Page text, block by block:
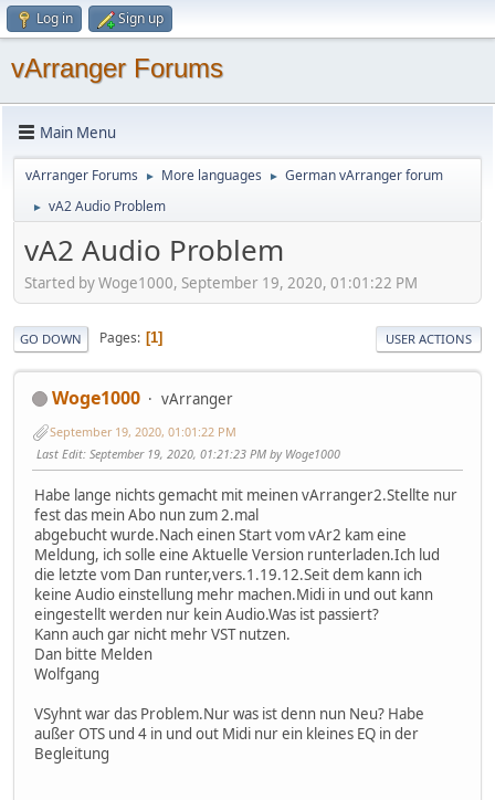
Log in Sign up
vArranger Forums
Main Menu
vArranger Forums ► More languages ► German vArranger forum
► vA2 Audio Problem
vA2 Audio Problem
Started by Woge1000, September 19, 2020, 01:01:22 PM
GO DOWN Pages 1 USER ACTIONS
Woge1000 vArranger
September 19, 2020, 01:01:22 PM
Last Edit: September 19, 2020, 01:21:23 PM by Woge1000
Habe lange nichts gemacht mit meinen vArranger2.Stellte nur
fest das mein Abo nun zum 2.mal
abgebucht wurde.Nach einen Start vom vAr2 kam eine
Meldung, ich solle eine Aktuelle Version runterladen.Ich lud
die letzte vom Dan runter,vers.1.19.12.Seit dem kann ich
keine Audio einstellung mehr machen.Midi in und out kann
eingestellt werden nur kein Audio.Was ist passiert?
Kann auch gar nicht mehr VST nutzen.
Dan bitte Melden
Wolfgang
VSyhnt war das Problem.Nur was ist denn nun Neu? Habe
außer OTS und 4 in und out Midi nur ein kleines EQ in der
Begleitung